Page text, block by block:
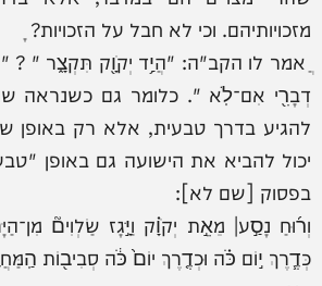
מזכויותיהם. וכי לא חבל על הזכויות? ָ
אמר לו הקב"ה: "הֲיַ֥ד יְקֹוָ֖ק תִּקְצָ֑ר "
דְבָרִ֖י אִם־לֹֽא ". כלומר גם כשנראה
להגיע בדרך טבעית, אלא רק באופן
יכול להביא את הישועה גם באופן
בפסוק [שם לא]:
וְר֜וּחַ נָסַ֣ע׀ מֵאֵ֣ת יְקֹוָ֗ק וַיָּ֣גָז שַׂלְוִים֘
כְּדֶ֧רֶךְ י֣וֹם כֹּ֗ה וּכְדֶ֤רֶךְ יוֹם֙ כֹּ֔ה סְבִיב֖וֹת